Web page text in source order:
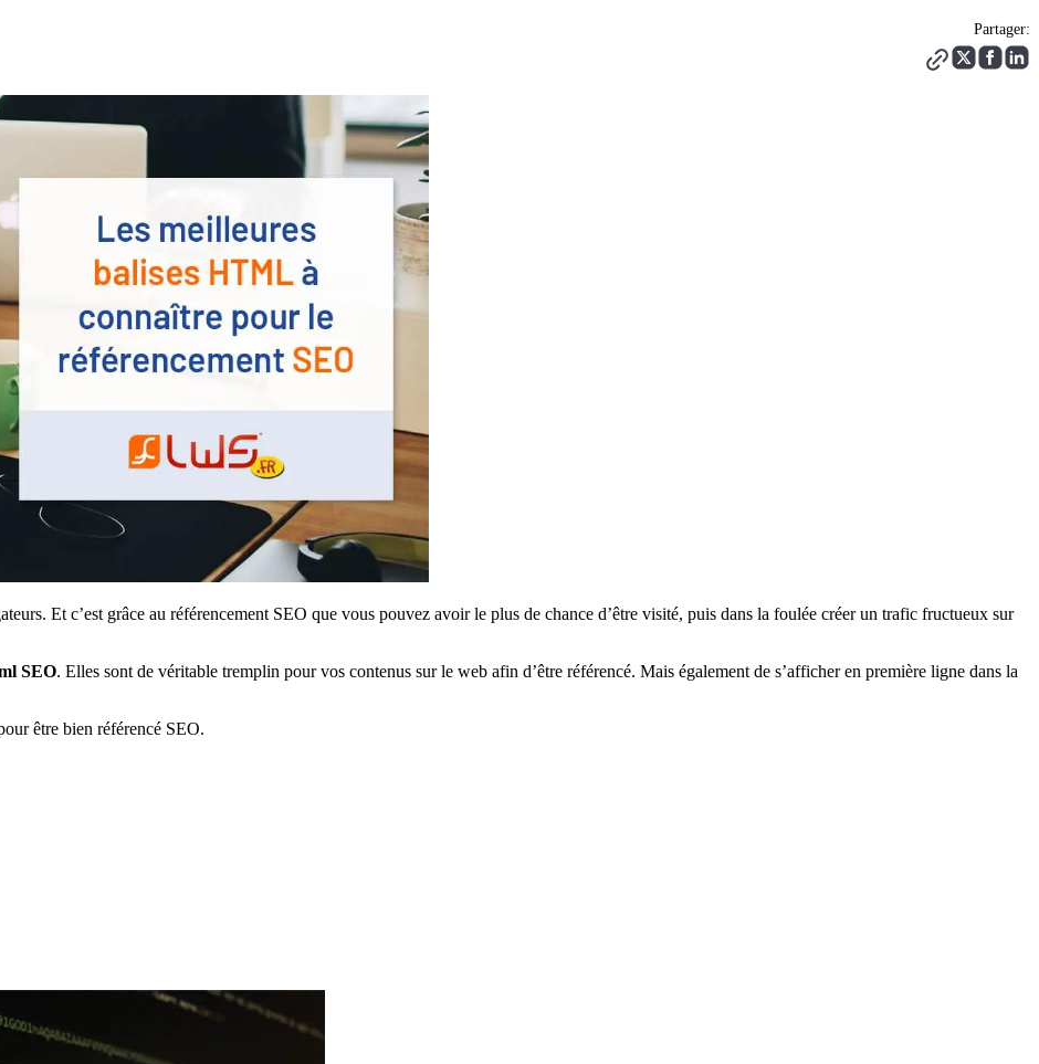
Partager:
Et c’est grâce au référencement SEO que vous pouvez avoir le plus de chance d’être visité, puis dans la foulée créer un trafic fructueux sur
SEO. Elles sont de véritable tremplin pour vos contenus sur le web afin d’être référencé. Mais également de s’afficher en première ligne dans la
être bien référencé SEO.